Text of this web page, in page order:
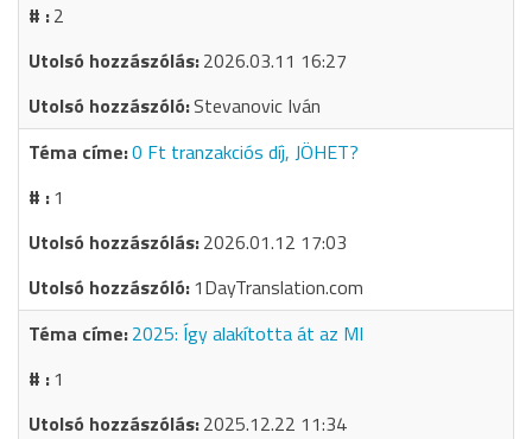
2
2026.03.11 16:27
Stevanovic Iván
0 Ft tranzakciós díj, JÖHET?
1
2026.01.12 17:03
1DayTranslation.com
2025: Így alakította át az MI
1
2025.12.22 11:34